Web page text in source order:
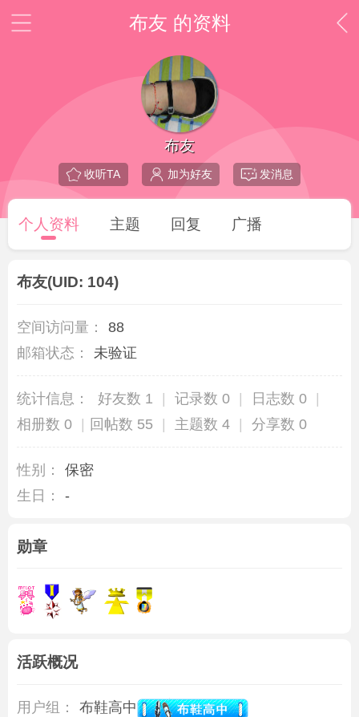
布友 的资料
布友
收听TA 加为好友 发消息
个人资料 主题 回复 广播
布友(UID: 104)
空间访问量：
88
邮箱状态：
未验证
统计信息： 好友数 1 | 记录数 0 | 日志数 0
|
相册数 0
| 回帖数 55 | 主题数 4 | 分享数 0
性别：
保密
生日：
-
勋章
活跃概况
用户组：
布鞋高中